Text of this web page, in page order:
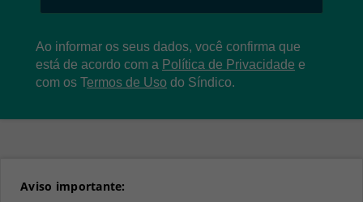
Ao informar os seus dados, você confirma que
está de acordo com a Política de Privacidade e
com os Termos de Uso do Síndico.
Aviso importante: